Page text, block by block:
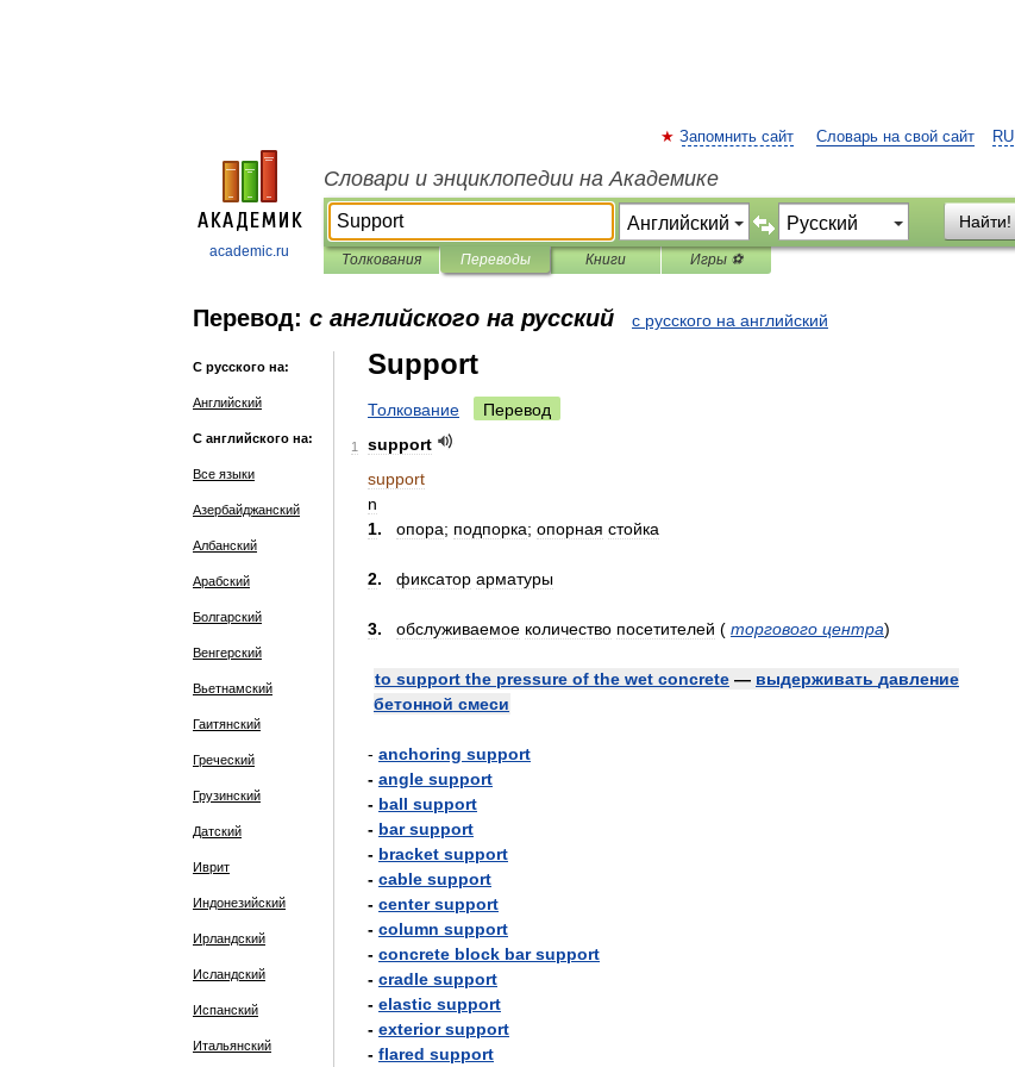
academic.ru
RU
Запомнить сайт Словарь на свой сайт
Словари и энциклопедии на Академике
Найти!
Толкования Переводы Книги Игры ⚽
Перевод: с английского на русский с русского на английский
С русского на:
Английский
С английского на:
Все языки
Азербайджанский
Албанский
Арабский
Болгарский
Венгерский
Вьетнамский
Гаитянский
Греческий
Грузинский
Датский
Иврит
Индонезийский
Ирландский
Исландский
Испанский
Итальянский
Support
Толкование Перевод
1
support
support
n
1. опора; подпорка; опорная стойка
2. фиксатор арматуры
3. обслуживаемое количество посетителей ( торгового центра)
to support the pressure of the wet concrete — выдерживать давление
бетонной смеси
- anchoring support
- angle support
- ball support
- bar support
- bracket support
- cable support
- center support
- column support
- concrete block bar support
- cradle support
- elastic support
- exterior support
- flared support